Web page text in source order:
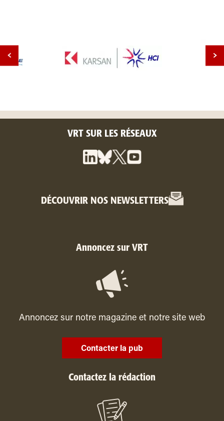
VRT SUR LES RÉSEAUX
DÉCOUVRIR NOS NEWSLETTERS
Annoncez sur VRT
Annoncez sur notre magazine et notre site web
Contacter la pub
Contactez la rédaction